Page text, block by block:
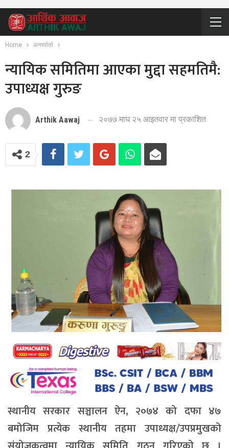
Home अन्तर्वार्ता
न्यायिक समितिमा आएका मुद्दा सहमतिमै:
उपाध्यक्ष गुरुङ
Arthik Aawaj २०७७ माघ २५ आइतवार मा प्रकाशित
2
स्थानीय सरकार सञ्चालन ऐन, २०७४ को दफा ४७
बमोजिम प्रत्येक स्थानीय तहमा उपाध्यक्ष/उपप्रमुखको